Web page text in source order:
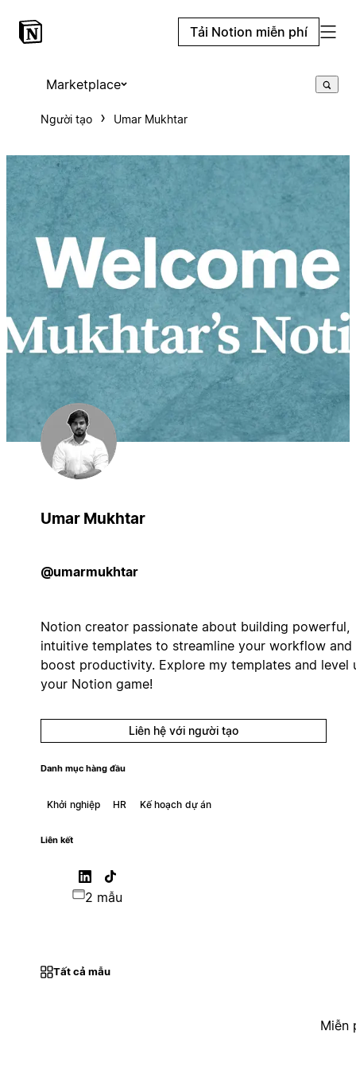
Tải Notion miễn phí
Marketplace
Người tạo Umar Mukhtar
Umar Mukhtar
@umarmukhtar
Notion creator passionate about building powerful,
intuitive templates to streamline your workflow and
boost productivity. Explore my templates and level
your Notion game!
Liên hệ với người tạo
Danh mục hàng đầu
Khởi nghiệp HR Kế hoạch dự án
Liên kết
2 mẫu
Tất cả mẫu
Miễn